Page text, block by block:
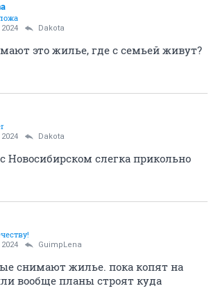
Dаkota
это жилье, где с семьей живут?
Dаkota
Новосибирском слегка прикольно
GuimpLena
снимают жилье. пока копят на
вообще планы строят куда